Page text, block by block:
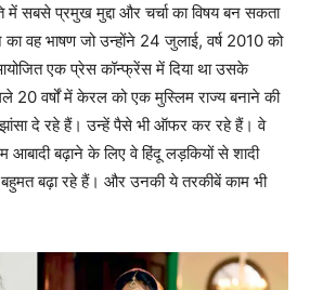
में सबसे प्रमुख मुद्दा और चर्चा का विषय बन सकता
वह भाषण जो उन्होंने 24 जुलाई, वर्ष 2010 को
एक प्रेस कॉन्फ्रेंस में दिया था उसके
20 वर्षों में केरल को एक मुस्लिम राज्य बनाने की
दे रहे हैं। उन्हें पैसे भी ऑफर कर रहे हैं। वे
बढ़ाने के लिए वे हिंदू लड़कियों से शादी
बढ़ा रहे हैं। और उनकी ये तरकीबें काम भी